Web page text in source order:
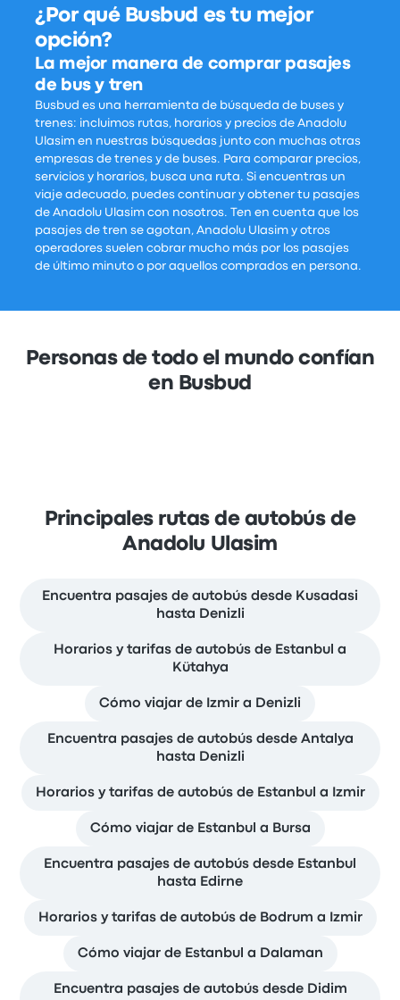
¿Por qué Busbud es tu mejor
opción?
La mejor manera de comprar pasajes
de bus y tren
Busbud es una herramienta de búsqueda de buses y
trenes: incluimos rutas, horarios y precios de Anadolu
Ulasim en nuestras búsquedas junto con muchas otras
empresas de trenes y de buses. Para comparar precios,
servicios y horarios, busca una ruta. Si encuentras un
viaje adecuado, puedes continuar y obtener tu pasajes
de Anadolu Ulasim con nosotros. Ten en cuenta que los
pasajes de tren se agotan, Anadolu Ulasim y otros
operadores suelen cobrar mucho más por los pasajes
de último minuto o por aquellos comprados en persona.
Personas de todo el mundo confían
en Busbud
Principales rutas de autobús de
Anadolu Ulasim
Encuentra pasajes de autobús desde Kusadasi
hasta Denizli
Horarios y tarifas de autobús de Estanbul a
Kütahya
Cómo viajar de Izmir a Denizli
Encuentra pasajes de autobús desde Antalya
hasta Denizli
Horarios y tarifas de autobús de Estanbul a Izmir
Cómo viajar de Estanbul a Bursa
Encuentra pasajes de autobús desde Estanbul
hasta Edirne
Horarios y tarifas de autobús de Bodrum a Izmir
Cómo viajar de Estanbul a Dalaman
Encuentra pasajes de autobús desde Didim